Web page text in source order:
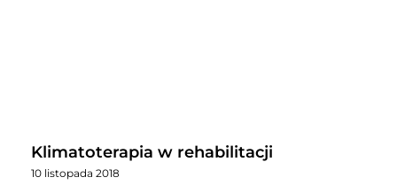
Klimatoterapia w rehabilitacji
10 listopada 2018